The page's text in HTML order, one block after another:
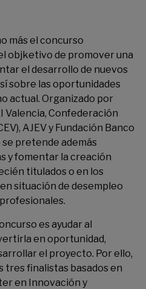
más el concurso
objketivo de promover una
el desarrollo de nuevos
sobre las oportunidades
actual. Organizado por
Valencia, Confederación
AJEVy Fundación Banco
pretende además
y fomentar la creación
titulados o en los
situación de desempleo
es ayudar al
en oportunidad,
el proyecto. Por ello,
tres finalistas basados en
en Innovación y